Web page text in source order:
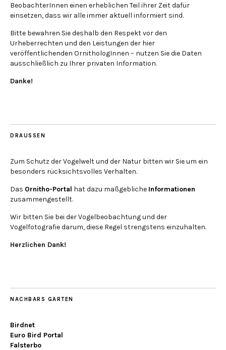
BeobachterInnen einen erheblichen Teil ihrer Zeit dafür
einsetzen, dass wir alle immer aktuell informiert sind.
Bitte bewahren Sie deshalb den Respekt vor den
Urheberrechten und den Leistungen der hier
veröffentlichenden OrnithologInnen – nutzen Sie die Daten
ausschließlich zu Ihrer privaten Information.
Danke!
DRAUSSEN
Zum Schutz der Vogelwelt und der Natur bitten wir Sie um ein
besonders rücksichtsvolles Verhalten.
Das Ornitho-Portal hat dazu maßgebliche Informationen
zusammengestellt.
Wir bitten Sie bei der Vogelbeobachtung und der
Vogelfotografie darum, diese Regel strengstens einzuhalten.
Herzlichen Dank!
NACHBARS GARTEN
Birdnet
Euro Bird Portal
Falsterbo